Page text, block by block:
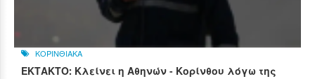
ΚΟΡΙΝΘΙΑΚΑ
ΕΚΤΑΚΤΟ: Κλείνει η Αθηνών - Κορίνθου λόγω της